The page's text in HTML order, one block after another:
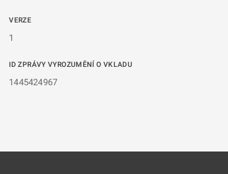
VERZE
1
ID ZPRÁVY VYROZUMĚNÍ O VKLADU
1445424967